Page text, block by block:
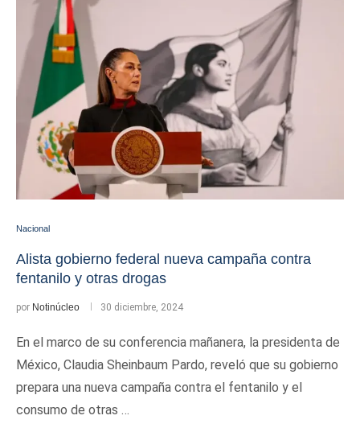
Nacional
Alista gobierno federal nueva campaña contra
fentanilo y otras drogas
por Notinúcleo 30 diciembre, 2024
En el marco de su conferencia mañanera, la presidenta de
México, Claudia Sheinbaum Pardo, reveló que su gobierno
prepara una nueva campaña contra el fentanilo y el
consumo de otras …